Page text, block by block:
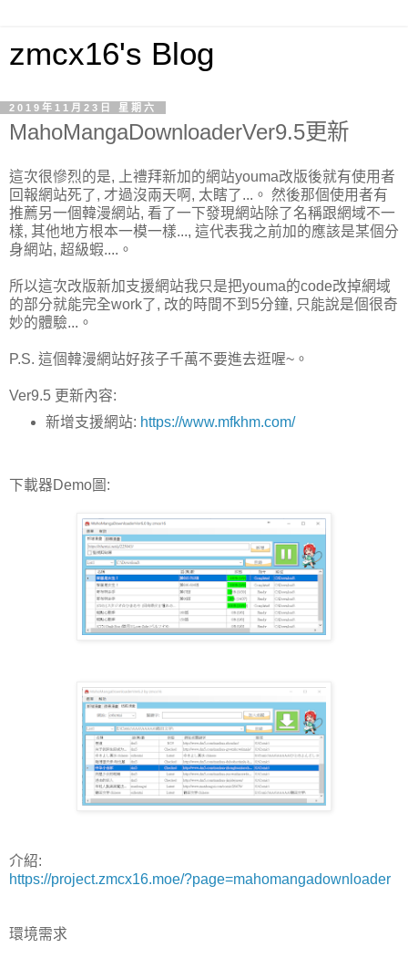
zmcx16's Blog
2019年11月23日 星期六
MahoMangaDownloaderVer9.5更新
這次很慘烈的是, 上禮拜新加的網站youma改版後就有使用者
回報網站死了, 才過沒兩天啊, 太瞎了...。 然後那個使用者有
推薦另一個韓漫網站, 看了一下發現網站除了名稱跟網域不一
樣, 其他地方根本一模一樣..., 這代表我之前加的應該是某個分
身網站, 超級蝦....。
所以這次改版新加支援網站我只是把youma的code改掉網域
的部分就能完全work了, 改的時間不到5分鐘, 只能說是個很奇
妙的體驗...。
P.S. 這個韓漫網站好孩子千萬不要進去逛喔~。
Ver9.5 更新內容:
新增支援網站: https://www.mfkhm.com/
下載器Demo圖:
介紹:
https://project.zmcx16.moe/?page=mahomangadownloader
環境需求